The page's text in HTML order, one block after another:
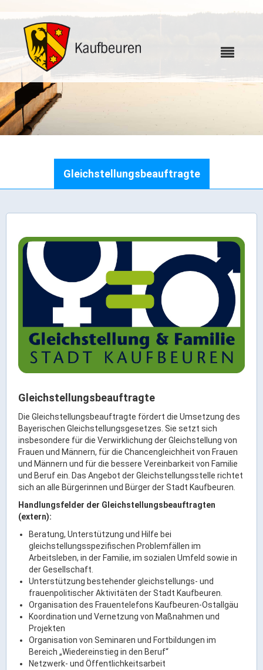
Webcams
Wo erledige ich was
Rathaus Digital
Bauflächen & Förderung
Öffnungszeiten / Terminvereinbarung
Wetter & Unwetter
Internet Portale
Kaufbeuren Maps
Oberbürgermeister
Bürgermeister / Bürgermeisterin
Stadtrat & Sitzungen
Beauftragte des Stadtrats
Abteilungen & Sachgebiete
Ortsrecht & Bekanntmachungen
Bauleitplanung & Stadtentwicklung
Stellenangebote
Haushaltsplan
Wahlen
Bildung & Erziehung
Gleichstellungsbeauftragte
Gleichstellungsbeauftragte
Die Gleichstellungsbeauftragte fördert die Umsetzung des
Bayerischen Gleichstellungsgesetzes. Sie setzt sich
insbesondere für die Verwirklichung der Gleichstellung von
Frauen und Männern, für die Chancengleichheit von Frauen
und Männern und für die bessere Vereinbarkeit von Familie
und Beruf ein. Das Angebot der Gleichstellungsstelle richtet
sich an alle Bürgerinnen und Bürger der Stadt Kaufbeuren.
Handlungsfelder der Gleichstellungsbeauftragten
(extern):
Beratung, Unterstützung und Hilfe bei
gleichstellungsspezifischen Problemfällen im
Arbeitsleben, in der Familie, im sozialen Umfeld sowie in
der Gesellschaft.
Unterstützung bestehender gleichstellungs- und
frauenpolitischer Aktivitäten der Stadt Kaufbeuren.
Organisation des Frauentelefons Kaufbeuren-Ostallgäu
Koordination und Vernetzung von Maßnahmen und
Projekten
Organisation von Seminaren und Fortbildungen im
Bereich „Wiedereinstieg in den Beruf“
Netzwerk- und Öffentlichkeitsarbeit